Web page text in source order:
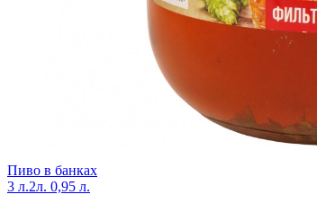
Пиво в банках
3 л.2л. 0,95 л.